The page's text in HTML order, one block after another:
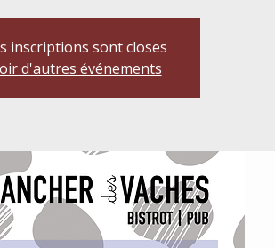
inscriptions sont closes
d'autres événements